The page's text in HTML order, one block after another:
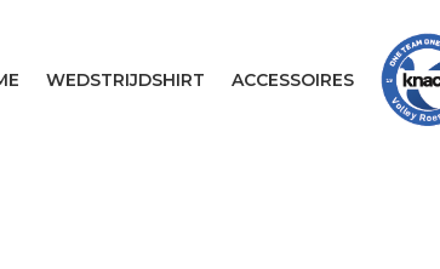
WEDSTRIJDSHIRT ACCESSOIRES